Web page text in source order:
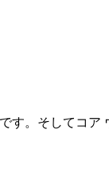
す。そしてコア